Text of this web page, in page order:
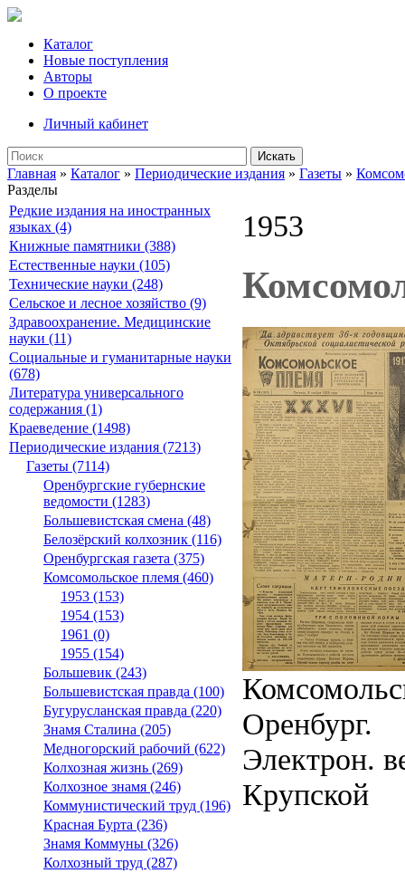
Каталог
Новые поступления
Авторы
О проекте
Личный кабинет
Искать
Главная » Каталог » Периодические издания » Газеты »
Разделы
Редкие издания на иностранных
языках (4)
Книжные памятники (388)
Естественные науки (105)
Технические науки (248)
Сельское и лесное хозяйство (9)
Здравоохранение. Медицинские
науки (11)
Социальные и гуманитарные науки
(678)
Литература универсального
содержания (1)
Краеведение (1498)
Периодические издания (7213)
Газеты (7114)
Оренбургские губернские
ведомости (1283)
Большевистская смена (48)
Белозёрский колхозник (116)
Оренбургская газета (375)
Комсомольское племя (460)
1953 (153)
1954 (153)
1961 (0)
1955 (154)
Большевик (243)
Большевистская правда (100)
Бугурусланская правда (220)
Знамя Сталина (205)
Медногорский рабочий (622)
Колхозная жизнь (269)
Колхозное знамя (246)
Коммунистический труд (196)
Красная Бурта (236)
Знамя Коммуны (326)
Колхозный труд (287)
1953
Оренбург.
Электрон.
Крупской